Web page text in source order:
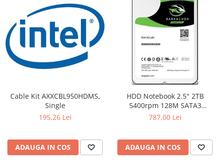
Cable Kit AXXCBL950HDMS,
Single
195,26 Lei
ADAUGA IN COS
HDD Notebook 2.5" 2TB
5400rpm 128M SATA3
SEAGATE
787,00 Lei
ADAUGA IN COS